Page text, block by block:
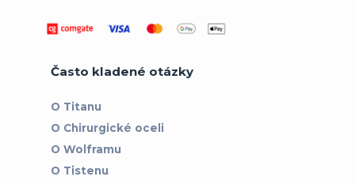
Často kladené otázky
O Titanu
O Chirurgické oceli
O Wolframu
O Tistenu